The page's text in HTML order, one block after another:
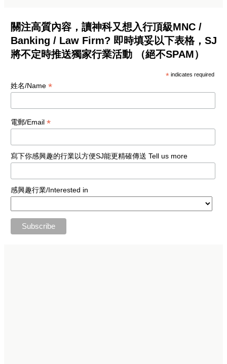
關注高質內容，讀神科又想入行頂級MNC /
Banking / Law Firm? 即時填妥以下表格，SJ
將不定時推送獨家行業活動 （絕不SPAM）
* indicates required
姓名/Name *
電郵/Email *
寫下你感興趣的行業以方便SJ能更精確傳送 Tell us more
感興趣行業/Interested in